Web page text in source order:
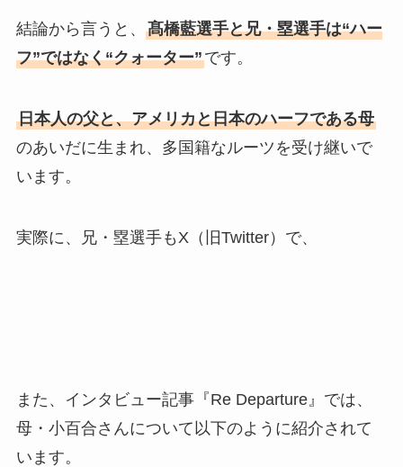
結論から言うと、 髙橋藍選手と兄・塁選手は“ハー
フ”ではなく“クォーター”です。
日本人の父と、アメリカと日本のハーフである母
のあいだに生まれ、多国籍なルーツを受け継いで
います。
実際に、兄・塁選手もX（旧Twitter）で、
また、インタビュー記事『Re Departure』では、
母・小百合さんについて以下のように紹介されて
います。